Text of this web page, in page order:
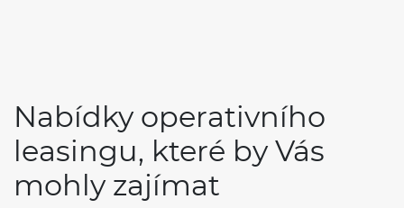
Nabídky operativního
leasingu, které by Vás
mohly zajímat